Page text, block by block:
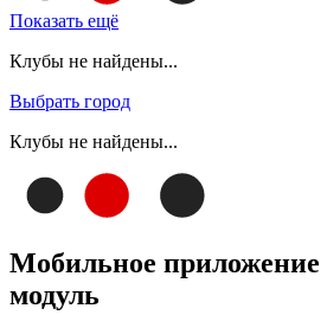
Показать ещё
Клубы не найдены...
Выбрать город
Клубы не найдены...
Мобильное приложение
модуль